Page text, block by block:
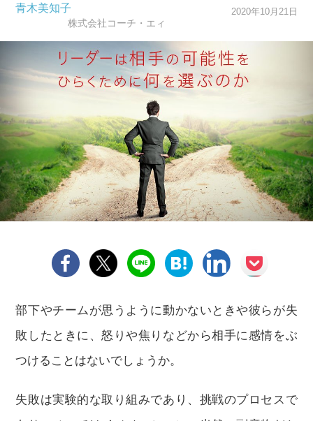
青木美知子
株式会社コーチ・エィ
2020年10月21日
部下やチームが思うように動かないときや彼らが失
敗したときに、怒りや焦りなどから相手に感情をぶ
つけることはないでしょうか。
失敗は実験的な取り組みであり、挑戦のプロセスで